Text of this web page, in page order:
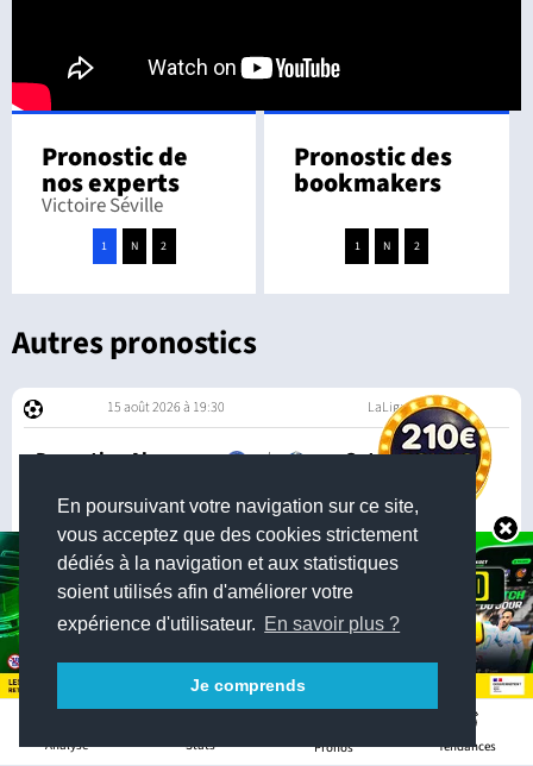
En poursuivant votre navigation sur ce site,
vous acceptez que des cookies strictement
dédiés à la navigation et aux statistiques
soient utilisés afin d'améliorer votre
expérience d'utilisateur. En savoir plus ?
Je comprends
Analyse Stats Pronos Tendances
Pronostic de
nos experts
Victoire Séville
1 N 2
Pronostic des
bookmakers
1 N 2
Autres pronostics
15 août 2026 à 19:30 LaLiga
Deportivo Alaves / Getafe
2.48 2.85 3.55
15 août 2026 à 21:30 LaLiga
FC Séville / Rayo Vallecano
3.20
16 août 2026 à 17:00 LaLiga